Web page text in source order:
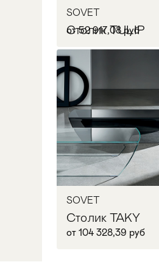
В корзину
SOVET
Столик TULIP
от 52 917,08 руб
SOVET
Столик TAKY
от 104 328,39 руб